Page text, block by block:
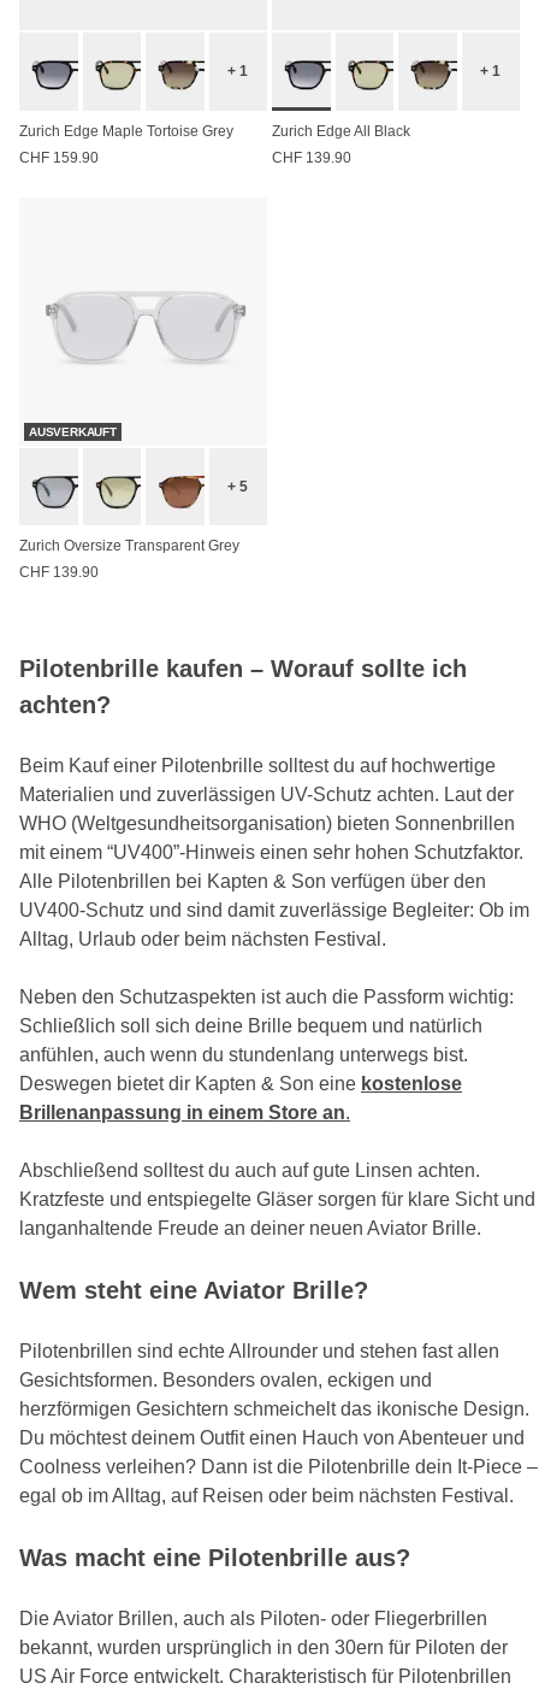
+ 1
Zurich Edge Maple Tortoise Grey
CHF 159.90
+ 1
Zurich Edge All Black
CHF 139.90
AUSVERKAUFT
+ 5
Zurich Oversize Transparent Grey
CHF 139.90
Pilotenbrille kaufen – Worauf sollte ich
achten?
Beim Kauf einer Pilotenbrille solltest du auf hochwertige
Materialien und zuverlässigen UV-Schutz achten. Laut der
WHO (Weltgesundheitsorganisation) bieten Sonnenbrillen
mit einem “UV400”-Hinweis einen sehr hohen Schutzfaktor.
Alle Pilotenbrillen bei Kapten & Son verfügen über den
UV400-Schutz und sind damit zuverlässige Begleiter: Ob im
Alltag, Urlaub oder beim nächsten Festival.
Neben den Schutzaspekten ist auch die Passform wichtig:
Schließlich soll sich deine Brille bequem und natürlich
anfühlen, auch wenn du stundenlang unterwegs bist.
Deswegen bietet dir Kapten & Son eine kostenlose
Brillenanpassung in einem Store an.
Abschließend solltest du auch auf gute Linsen achten.
Kratzfeste und entspiegelte Gläser sorgen für klare Sicht und
langanhaltende Freude an deiner neuen Aviator Brille.
Wem steht eine Aviator Brille?
Pilotenbrillen sind echte Allrounder und stehen fast allen
Gesichtsformen. Besonders ovalen, eckigen und
herzförmigen Gesichtern schmeichelt das ikonische Design.
Du möchtest deinem Outfit einen Hauch von Abenteuer und
Coolness verleihen? Dann ist die Pilotenbrille dein It-Piece –
egal ob im Alltag, auf Reisen oder beim nächsten Festival.
Was macht eine Pilotenbrille aus?
Die Aviator Brillen, auch als Piloten- oder Fliegerbrillen
bekannt, wurden ursprünglich in den 30ern für Piloten der
US Air Force entwickelt. Charakteristisch für Pilotenbrillen